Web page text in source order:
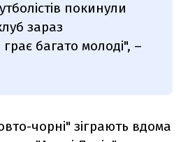
покинули
зараз
грає багато молоді", –
чорні" зіграють вдома